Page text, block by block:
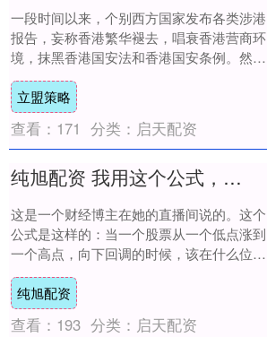
一段时间以来，个别西方国家发布各类涉港
报告，妄称香港繁华褪去，唱衰香港营商环
境，抹黑香港国安法和香港国安条例。然而
事实狠狠打脸了这些别有用心的西方国家。
今年以来....
立盟策略
查看： 171 分类： 启天配资
纯旭配资 我用这个公式，抄底了好几个股票，正确率达到了80%以上
这是一个财经博主在她的直播间说的。这个
公式是这样的：当一个股票从一个低点涨到
一个高点，向下回调的时候，该在什么位置
进场？或者是补仓？就用这个公式计算。公
式是：（....
纯旭配资
查看： 193 分类： 启天配资